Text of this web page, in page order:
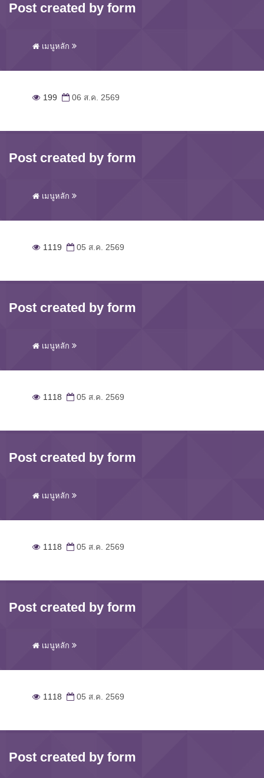
Post created by form
เมนูหลัก
199 06 ส.ค. 2569
Post created by form
เมนูหลัก
1119 05 ส.ค. 2569
Post created by form
เมนูหลัก
1118 05 ส.ค. 2569
Post created by form
เมนูหลัก
1118 05 ส.ค. 2569
Post created by form
เมนูหลัก
1118 05 ส.ค. 2569
Post created by form